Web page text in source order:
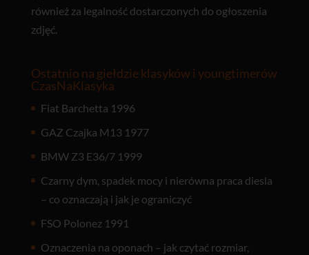
również za legalność dostarczonych do ogłoszenia
zdjęć.
Ostatnio na giełdzie klasyków i youngtimerów
CzasNaKlasyka
Fiat Barchetta 1996
GAZ Czajka M13 1977
BMW Z3 E36/7 1999
Czarny dym, spadek mocy i nierówna praca diesla
– co oznaczają i jak je ograniczyć
FSO Polonez 1991
Oznaczenia na oponach – jak czytać rozmiar,